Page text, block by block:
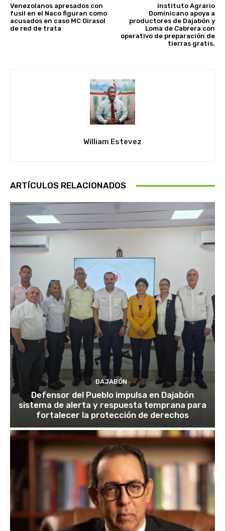
Venezolanos apresados con
fusil en el Naco figuran como
acusados en caso MC Girasol
de red de trata
Instituto Agrario
Dominicano apoya a
productores de Dajabón y
Loma de Cabrera con
operativo de preparación de
tierras gratis.
William Estevez
ARTÍCULOS RELACIONADOS
DAJABÓN
Defensor del Pueblo impulsa en Dajabón
sistema de alerta y respuesta temprana para
fortalecer la protección de derechos